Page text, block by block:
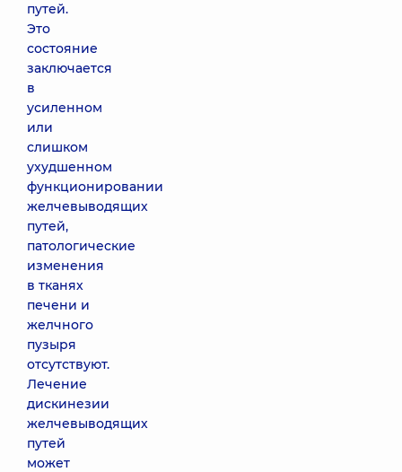
путей.
Это
состояние
заключается
в
усиленном
или
слишком
ухудшенном
функционировании
желчевыводящих
путей,
патологические
изменения
в тканях
печени и
желчного
пузыря
отсутствуют.
Лечение
дискинезии
желчевыводящих
путей
может